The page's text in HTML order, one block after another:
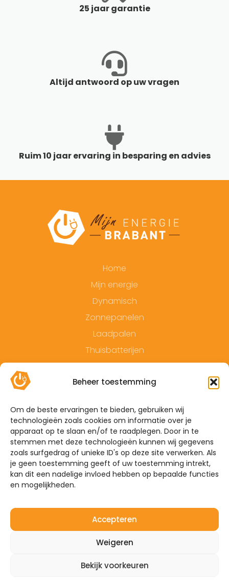
Beheer toestemming
Om de beste ervaringen te bieden, gebruiken wij
technologieën zoals cookies om informatie over je
apparaat op te slaan en/of te raadplegen. Door in te
stemmen met deze technologieën kunnen wij gegevens
zoals surfgedrag of unieke ID's op deze site verwerken. Als
je geen toestemming geeft of uw toestemming intrekt,
kan dit een nadelige invloed hebben op bepaalde functies
en mogelijkheden.
Accepteren
Weigeren
Bekijk voorkeuren
25 jaar garantie
Altijd antwoord op uw vragen
Ruim 10 jaar ervaring in besparing en advies
Home
Mijn energie
Dynamisch
Zonnepanelen
Laadpalen
Thuisbatterijen
Contact
Algemene voorwaarden
Privacyverklaring
Sitemap
De Hoefkens 1 5707 AZ Helmond
Westelijke Havendijk 17E 4703 RA Roosendaal
0492-350309
info@mijnenergiebrabant.nl
©2026 – Mijn Energie Brabant